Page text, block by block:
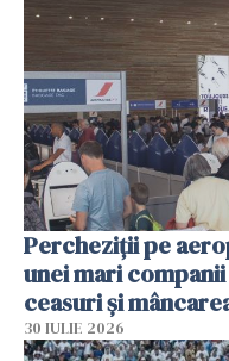
Percheziții pe
unei mari
ceasuri și
30 IULIE 2026